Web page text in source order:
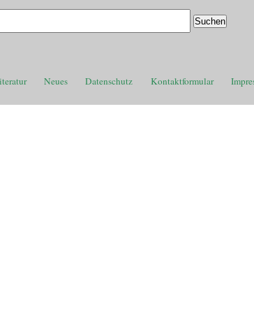
Neues Datenschutz Kontaktformular